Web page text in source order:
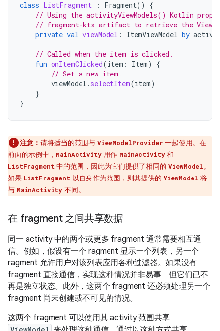
class ListFragment : Fragment()
{
// Using the activityViewModels() Kotlin
// fragment-ktx artifact to retrieve the
private val viewModel : ItemViewModel by
// Called when the item is clicked.
fun onItemClicked(item : Item)
{
// Set a new item.
viewModel . selectItem(item)
}
}
注意： 请将适当的范围与 ViewModelProvider 一起使用。在
前面的示例中， MainActivity 用作 MainActivity 和
ListFragment 中的范围，因此为它们提供了相同的 ViewModel。
如果 ListFragment 以自身作为范围，则其提供的 ViewModel 将
与 MainActivity 不同。
在 fragment 之间共享数据
同一 activity 中的两个或更多 fragment 通常需要相互通
信。例如，假设有一个 ragment 显示一个列表，另一个
ragment 允许用户对该列表应用各种过滤器。如果没有
fragment 直接通信，实现这种情况并非易事，但它们已不
再是独立状态。此外，这两个 fragment 还必须处理另一个
fragment 尚未创建或不可见的情况。
这两个 fragment 可以使用其 activity 范围共享